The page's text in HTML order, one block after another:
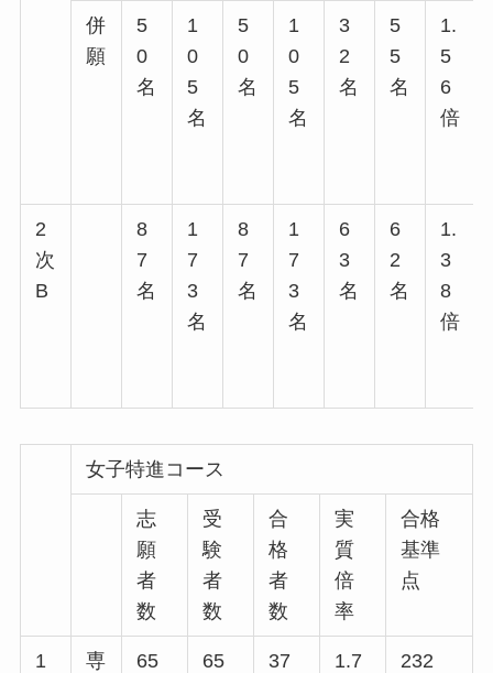
併
願
5
0
名
1
0
5
名
5
0
名
1
0
5
名
3
2
名
5
5
名
1.
5
6
倍
2
次
B
8
7
名
1
7
3
名
8
7
名
1
7
3
名
6
3
名
6
2
名
1.
3
8
倍
女子特進コース
志
願
者
数
受
験
者
数
合
格
者
数
実
質
倍
率
合格
基準
点
1
専
65
65
37
1.7
232